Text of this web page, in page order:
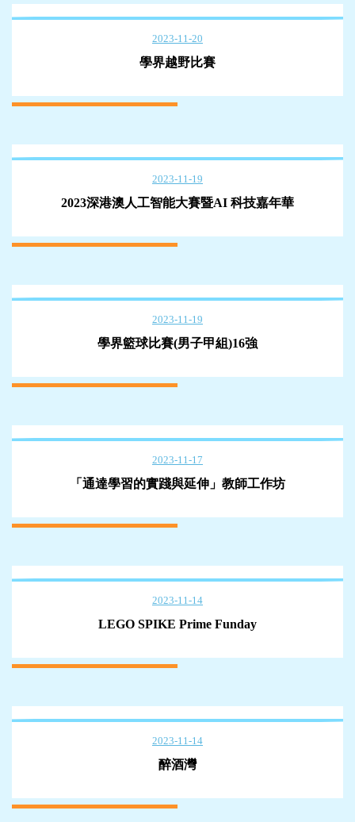
2023-11-20
學界越野比賽
2023-11-19
2023深港澳人工智能大賽暨AI 科技嘉年華
2023-11-19
學界籃球比賽(男子甲組)16強
2023-11-17
「通達學習的實踐與延伸」教師工作坊
2023-11-14
LEGO SPIKE Prime Funday
2023-11-14
醉酒灣